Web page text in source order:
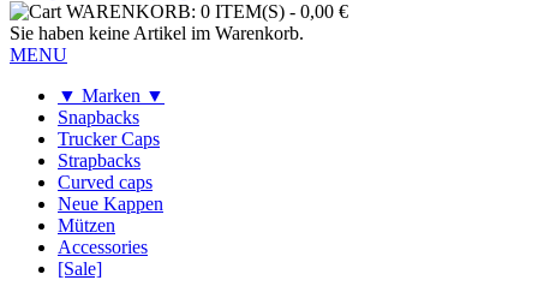
WARENKORB: 0 ITEM(S) - 0,00 €
Sie haben keine Artikel im Warenkorb.
MENU
▼ Marken ▼
Snapbacks
Trucker Caps
Strapbacks
Curved caps
Neue Kappen
Mützen
Accessories
[Sale]